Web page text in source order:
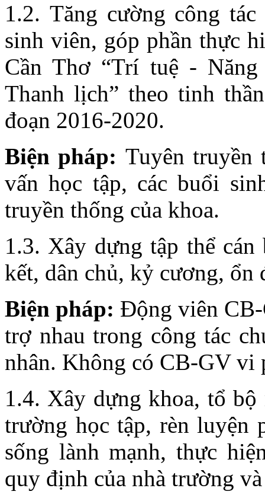
1.2. Tăng cường công
sinh viên, góp phần thực
Cần Thơ “Trí tuệ -
Thanh lịch” theo tinh
đoạn 2016-2020.
Biện pháp: Tuyên truyền
vấn học tập, các buổi
truyền thống của khoa.
1.3. Xây dựng tập thể
kết, dân chủ, kỷ cương, ổn
Biện pháp: Động viên
trợ nhau trong công tác
nhân. Không có CB-GV vi
1.4. Xây dựng khoa, tổ
trường học tập, rèn luyện
sống lành mạnh, thực
quy định của nhà trường